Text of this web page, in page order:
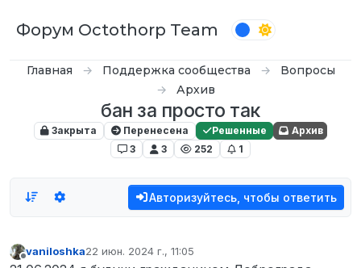
Форум Octothorp Team
Главная Поддержка сообщества
Вопросы
Архив
бан за просто так
Закрыта Перенесена Решенные
Архив
3
3 252 1
Авторизуйтесь, чтобы ответить
Не в сети
vaniloshka22 июн. 2024 г., 11:05
отредактировано